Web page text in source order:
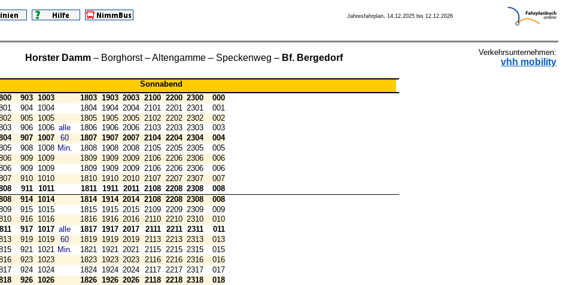
Jahresfahrplan, 14.12.2025 bis 12.12.2026
Horster Damm– Borghorst – Altengamme – Speckenweg – Bf. Bergedorf
Verkehrsunternehmen:
vhh mobility
Sonnabend
903 1003 1803 1903 2003 2100 2200 2300
000
904 1004 1804 1904 2004 2101 2201 2301
001
905 1005 1805 1905 2005 2102 2202 2302
002
906 1006 alle 1806 1906 2006 2103 2203 2303
003
907 1007 60 1807 1907 2007 2104 2204 2304
004
908 1008 Min. 1808 1908 2008 2105 2205 2305
005
909 1009 1809 1909 2009 2106 2206 2306
006
909 1009 1809 1909 2009 2106 2206 2306
006
910 1010 1810 1910 2010 2107 2207 2307
007
911 1011 1811 1911 2011 2108 2208 2308
008
914 1014 1814 1914 2014 2108 2208 2308
008
915 1015 1815 1915 2015 2109 2209 2309
009
916 1016 1816 1916 2016 2110 2210 2310
010
811 917 1017 alle 1817 1917 2017 2111 2211 2311
011
919 1019 60 1819 1919 2019 2113 2213 2313
013
921 1021 Min. 1821 1921 2021 2115 2215 2315
015
923 1023 1823 1923 2023 2116 2216 2316
016
924 1024 1824 1924 2024 2117 2217 2317
017
926 1026 1826 1926 2026 2118 2218 2318
018